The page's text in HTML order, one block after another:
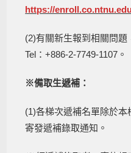
https://
(2)有關新生報到相關問題
Tel：+886-2-7749-1107。
※備取生遞補：
(1)各梯次遞補名單除於
寄發遞補錄取通知。